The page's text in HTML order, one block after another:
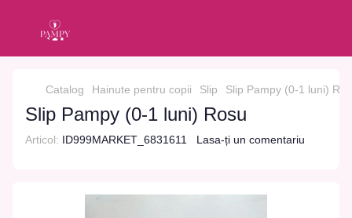
Catalog Hainute pentru copii Slip Slip Pampy (0-1 luni)
Slip Pampy (0-1 luni) Rosu
Articol: ID999MARKET_6831611 Lasa-ți un comentariu